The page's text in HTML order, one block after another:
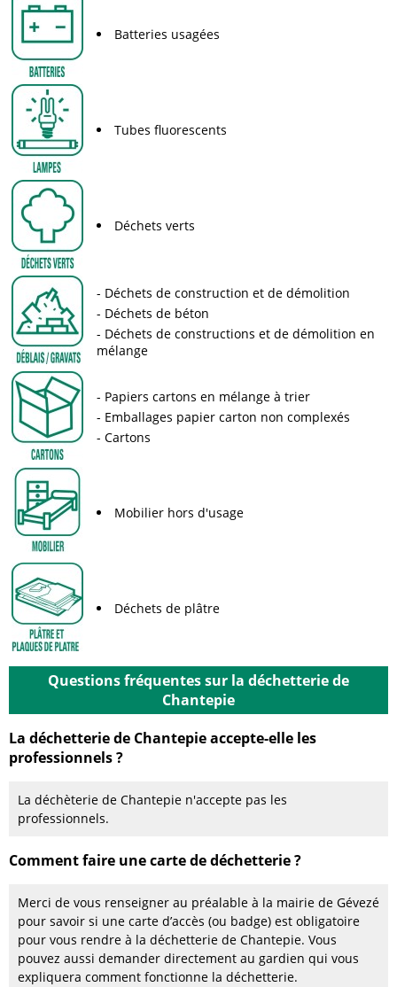
Batteries usagées
Tubes fluorescents
Déchets verts
Déchets de construction et de démolition
Déchets de béton
Déchets de constructions et de démolition en
mélange
Papiers cartons en mélange à trier
Emballages papier carton non complexés
Cartons
Mobilier hors d'usage
Déchets de plâtre
Questions fréquentes sur la déchetterie de
Chantepie
La déchetterie de Chantepie accepte-elle les
professionnels ?
La déchèterie de Chantepie n'accepte pas les
professionnels.
Comment faire une carte de déchetterie ?
Merci de vous renseigner au préalable à la mairie de Gévezé
pour savoir si une carte d’accès (ou badge) est obligatoire
pour vous rendre à la déchetterie de Chantepie. Vous
pouvez aussi demander directement au gardien qui vous
expliquera comment fonctionne la déchetterie.